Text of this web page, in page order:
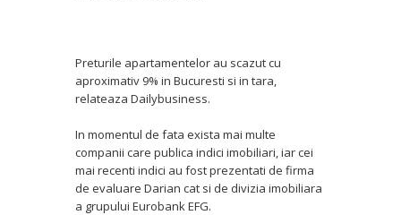
Preturile apartamentelor au scazut cu
aproximativ 9% in Bucuresti si in tara,
relateaza Dailybusiness.
In momentul de fata exista mai multe
companii care publica indici imobiliari, iar cei
mai recenti indici au fost prezentati de firma
de evaluare Darian cat si de divizia imobiliara
a grupului Eurobank EFG.